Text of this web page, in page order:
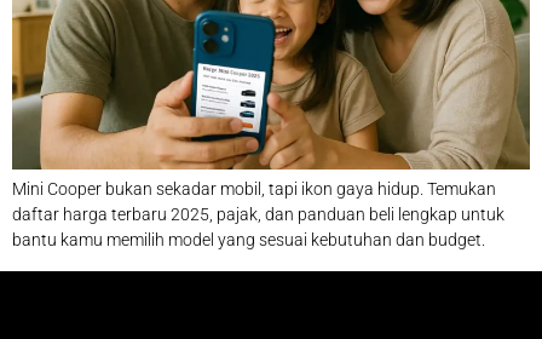
Mini Cooper bukan sekadar mobil, tapi ikon gaya hidup. Temukan
daftar harga terbaru 2025, pajak, dan panduan beli lengkap untuk
bantu kamu memilih model yang sesuai kebutuhan dan budget.